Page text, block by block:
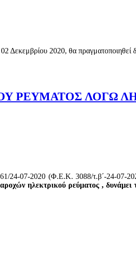
2020, θα πραγματοποιηθεί
ΡΕΥΜΑΤΟΣ ΛΟΓΩ
07-2020 (Φ.Ε.Κ. 3088/τ.β΄-24-07-
ηλεκτρικού ρεύματος ,